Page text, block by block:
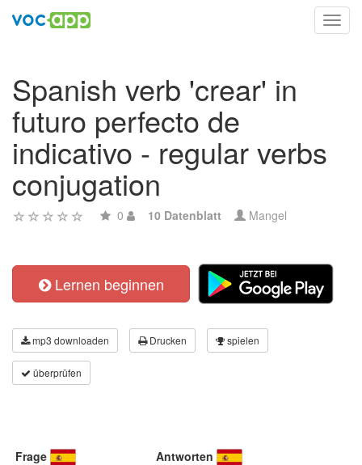
Spanish verb 'crear' in
futuro perfecto de
indicativo - regular verbs
conjugation
0 10 Datenblatt Mangel
Lernen beginnen
mp3 downloaden Drucken spielen
überprüfen
Frage Antworten